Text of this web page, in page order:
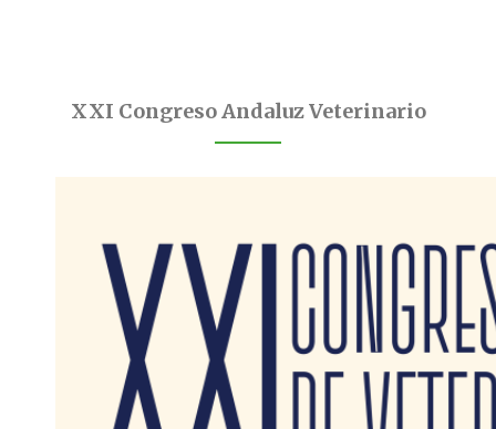
XXI Congreso Andaluz Veterinario